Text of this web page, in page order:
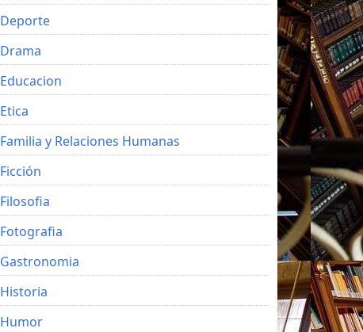
Deporte
Drama
Educacion
Etica
Familia y Relaciones Humanas
Ficción
Filosofia
Fotografia
Gastronomia
Historia
Humor